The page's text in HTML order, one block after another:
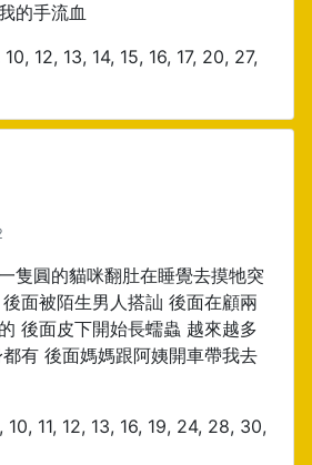
的手流血
12, 13, 14, 15, 16, 17, 20, 27,
隻圓的貓咪翻肚在睡覺去摸牠突
面被陌生男人搭訕 後面在顧兩
後面皮下開始長蠕蟲 越來越多
有 後面媽媽跟阿姨開車帶我去
11, 12, 13, 16, 19, 24, 28, 30,